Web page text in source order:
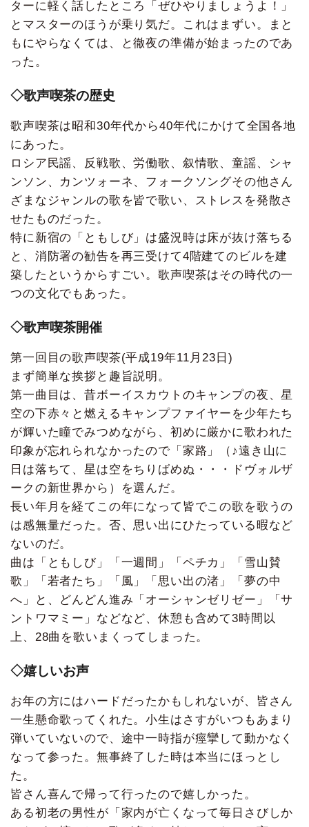
ターに軽く話したところ「ぜひやりましょうよ！」
とマスターのほうが乗り気だ。これはまずい。まと
もにやらなくては、と徹夜の準備が始まったのであ
った。
◇歌声喫茶の歴史
歌声喫茶は昭和30年代から40年代にかけて全国各地
にあった。
ロシア民謡、反戦歌、労働歌、叙情歌、童謡、シャ
ンソン、カンツォーネ、フォークソングその他さん
ざまなジャンルの歌を皆で歌い、ストレスを発散さ
せたものだった。
特に新宿の「ともしび」は盛況時は床が抜け落ちる
と、消防署の勧告を再三受けて4階建てのビルを建
築したというからすごい。歌声喫茶はその時代の一
つの文化でもあった。
◇歌声喫茶開催
第一回目の歌声喫茶(平成19年11月23日)
まず簡単な挨拶と趣旨説明。
第一曲目は、昔ボーイスカウトのキャンプの夜、星
空の下赤々と燃えるキャンプファイヤーを少年たち
が輝いた瞳でみつめながら、初めに厳かに歌われた
印象が忘れられなかったので「家路」（♪遠き山に
日は落ちて、星は空をちりばめぬ・・・ドヴォルザ
ークの新世界から）を選んだ。
長い年月を経てこの年になって皆でこの歌を歌うの
は感無量だった。否、思い出にひたっている暇など
ないのだ。
曲は「ともしび」「一週間」「ペチカ」「雪山賛
歌」「若者たち」「風」「思い出の渚」「夢の中
へ」と、どんどん進み「オーシャンゼリゼー」「サ
ントワマミー」などなど、休憩も含めて3時間以
上、28曲を歌いまくってしまった。
◇嬉しいお声
お年の方にはハードだったかもしれないが、皆さん
一生懸命歌ってくれた。小生はさすがいつもあまり
弾いていないので、途中一時指が痙攣して動かなく
なって参った。無事終了した時は本当にほっとし
た。
皆さん喜んで帰って行ったので嬉しかった。
ある初老の男性が「家内が亡くなって毎日さびしか